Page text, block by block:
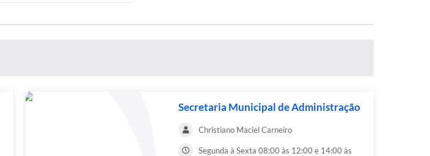
Secretaria Municipal de Administração
Christiano Maciel Carneiro
Segunda à Sexta 08:00 às 12:00 e 14:00 às